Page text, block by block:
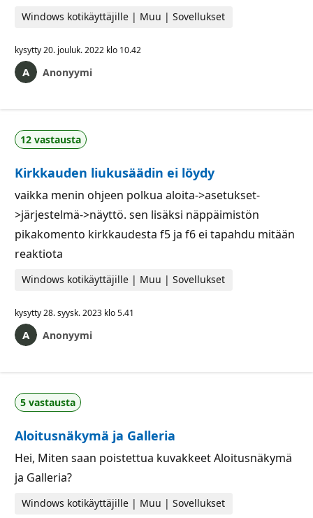
Windows kotikäyttäjille | Muu | Sovellukset
kysytty20. jouluk. 2022 klo 10.42
Anonyymi
12 vastausta
Kirkkauden liukusäädin ei löydy
vaikka menin ohjeen polkua aloita->asetukset-
>järjestelmä->näyttö. sen lisäksi näppäimistön
pikakomento kirkkaudesta f5 ja f6 ei tapahdu mitään
reaktiota
Windows kotikäyttäjille | Muu | Sovellukset
kysytty28. syysk. 2023 klo 5.41
Anonyymi
5 vastausta
Aloitusnäkymä ja Galleria
Hei, Miten saan poistettua kuvakkeet Aloitusnäkymä
ja Galleria?
Windows kotikäyttäjille | Muu | Sovellukset